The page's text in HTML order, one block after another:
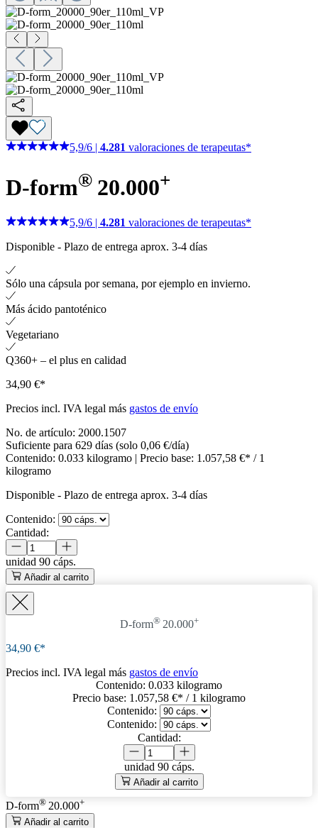
5,9/6 4.281 valoraciones de terapeutas*
D-form® 20.000+
5,9/6 | 4.281 valoraciones de terapeutas*
Disponible - Plazo de entrega aprox. 3-4 días
Sólo una cápsula por semana, por ejemplo en invierno.
Más ácido pantoténico
Vegetariano
Q360+ – el plus en calidad
34,90 €*
Precios incl. IVA legal más gastos de envío
No. de artículo: 2000.1507
Suficiente para 629 días (solo 0,06 €/día)
Contenido: 0.033 kilogramo | Precio base: 1.057,58 €* / 1
kilogramo
Disponible - Plazo de entrega aprox. 3-4 días
Contenido:
Cantidad:
unidad 90 cáps.
Añadir al carrito
D-form® 20.000+
34,90 €*
Precios incl. IVA legal más gastos de envío
Contenido: 0.033 kilogramo
Precio base: 1.057,58 €* / 1 kilogramo
Contenido:
Contenido:
Cantidad:
unidad 90 cáps.
Añadir al carrito
D-form® 20.000+
Añadir al carrito